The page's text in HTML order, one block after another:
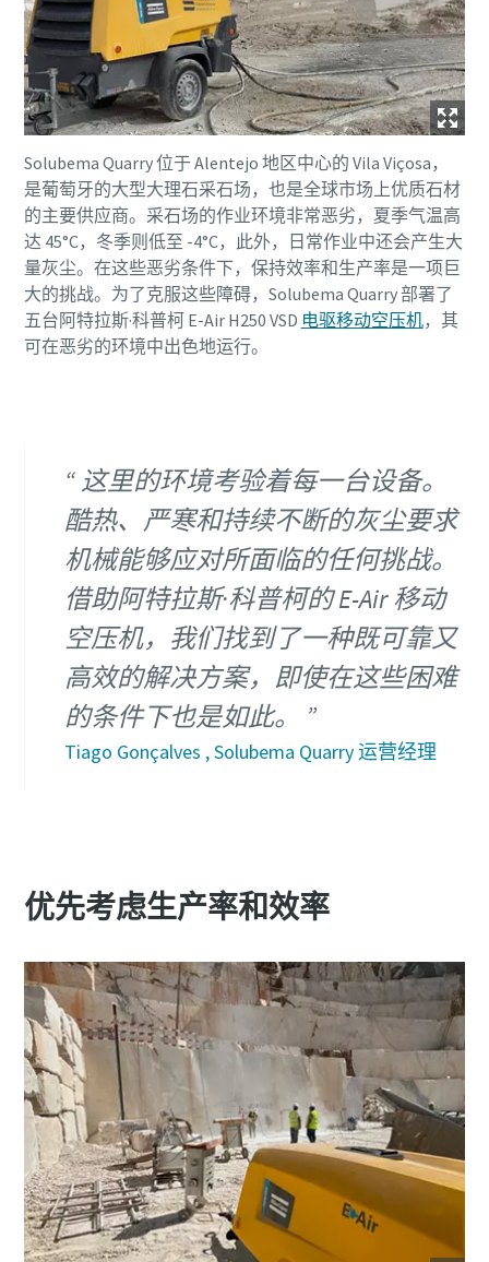
Solubema Quarry 位于 Alentejo 地区中心的 Vila Viçosa，
是葡萄牙的大型大理石采石场，也是全球市场上优质石材
的主要供应商。采石场的作业环境非常恶劣，夏季气温高
达 45°C，冬季则低至 -4°C，此外，日常作业中还会产生大
量灰尘。在这些恶劣条件下，保持效率和生产率是一项巨
大的挑战。为了克服这些障碍，Solubema Quarry 部署了
五台阿特拉斯·科普柯 E-Air H250 VSD 电驱移动空压机，其
可在恶劣的环境中出色地运行。
这里的环境考验着每一台设备。
酷热、严寒和持续不断的灰尘要求
机械能够应对所面临的任何挑战。
借助阿特拉斯·科普柯的 E-Air 移动
空压机，我们找到了一种既可靠又
高效的解决方案，即使在这些困难
的条件下也是如此。
Tiago Gonçalves , Solubema Quarry 运营经理
优先考虑生产率和效率